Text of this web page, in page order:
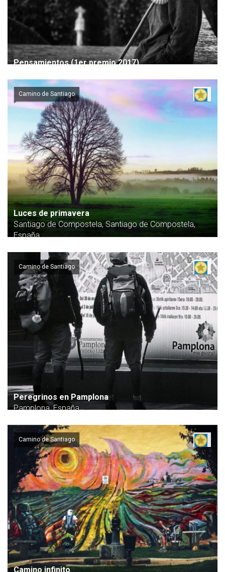
Pensamientos (1er premio 2017)
Camino de Santiago
Luces de primavera
Santiago de Compostela, Santiago de Compostela,
España
Camino de Santiago
Peregrinos en Pamplona
Pamplona, España
Camino de Santiago
Camino infinito